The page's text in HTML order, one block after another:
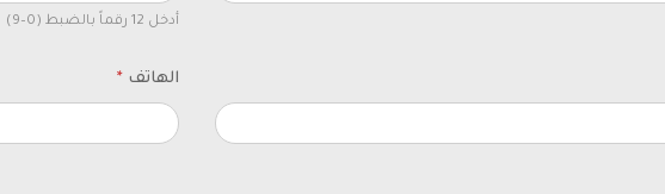
أدخل 12 رقماً بالضبط (0–9)
الهاتف *